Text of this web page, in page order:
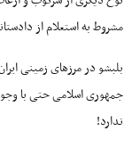
مشروط به استعلام از
بلبشو در مرزهای زمینی
جمهوری اسلامی حتی با
ندارد!